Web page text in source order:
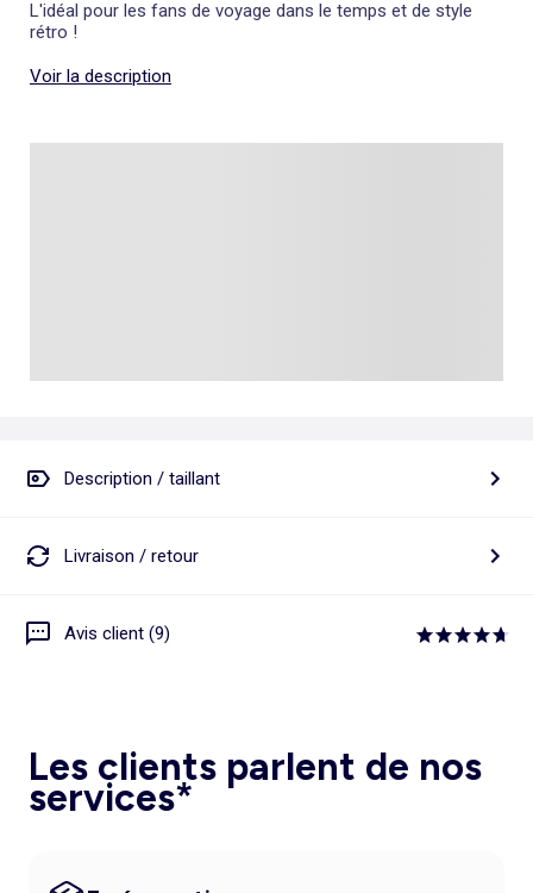
L'idéal pour les fans de voyage dans le temps et de style
rétro !
Voir la description
Description / taillant
Livraison / retour
Avis client (9)
Les clients parlent de nos
services*